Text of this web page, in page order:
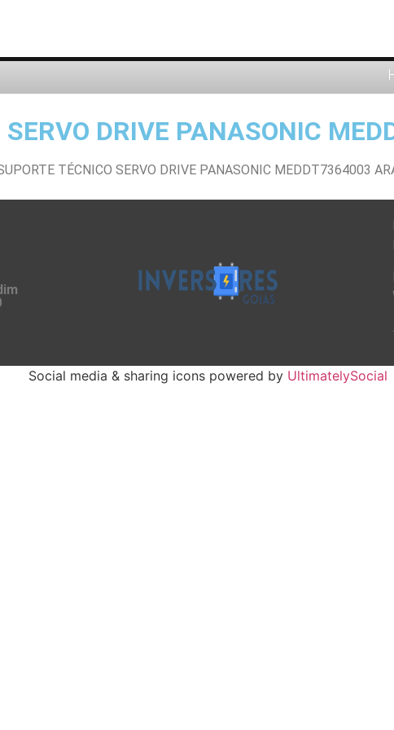
SERVO DRIVE PANASONIC
.
Social media & sharing icons powered by UltimatelySocial